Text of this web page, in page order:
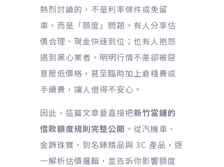
熱烈討論的，不是利率條件或免留
車，而是「額度」問題。有人分享估
價合理、現金快速到位；也有人抱怨
遇到黑心業者，明明行情不差卻被惡
意壓低價格，甚至臨時加上倉棧費或
手續費，讓人借得不安心。
因此，這篇文章要直接把新竹當鋪的
借款額度規則完整公開 。從汽機車、
金飾珠寶，到名錶精品與 3C 產品，逐
一解析估價邏輯，並告訴你影響額度